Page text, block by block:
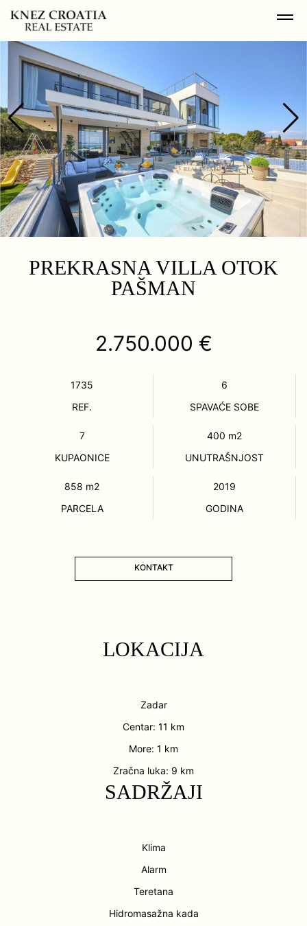
PREKRASNA VILLA OTOK
PAŠMAN
2.750.000 €
1735
REF.
6
SPAVAĆE SOBE
7
KUPAONICE
400 m2
UNUTRAŠNJOST
858 m2
PARCELA
2019
GODINA
KONTAKT
LOKACIJA
Zadar
Centar: 11 km
More: 1 km
Zračna luka: 9 km
SADRŽAJI
Klima
Alarm
Teretana
Hidromasažna kada